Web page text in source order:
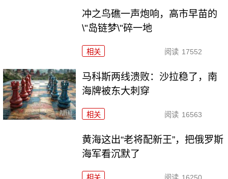
冲之鸟礁一声炮响，高市早苗的
\"岛链梦\"碎一地
相关 阅读 17552
马科斯两线溃败：沙拉稳了，南
海牌被东大刺穿
相关 阅读 16563
黄海这出“老将配新王”，把俄罗斯
海军看沉默了
相关 阅读 16250